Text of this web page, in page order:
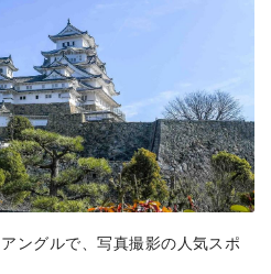
ングルで、写真撮影の人気スポ